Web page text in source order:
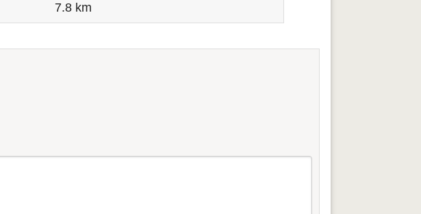
7.8 km